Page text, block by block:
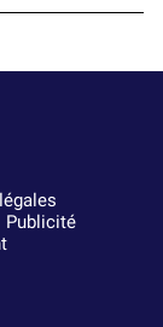
Publicité